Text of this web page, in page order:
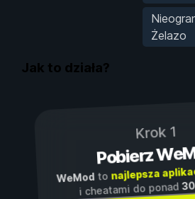
Żelazo
Jak to działa?
Krok 1
Pobierz
WeModto najlepsza
i cheatami do ponad